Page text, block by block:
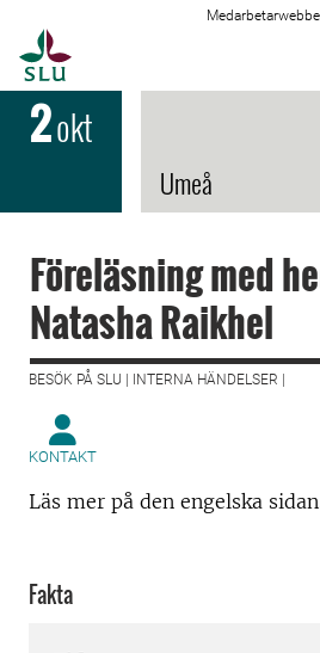
2okt
Umeå
Föreläsning med
Natasha Raikhel
BESÖK PÅ SLU | INTERNA HÄNDELSER |
KONTAKT
Läs mer på den engelska
Fakta